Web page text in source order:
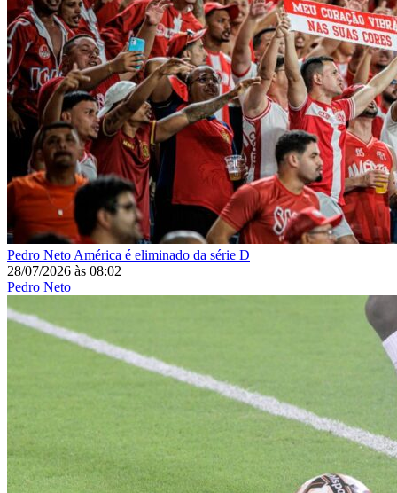
Pedro Neto América é eliminado da série D
28/07/2026 às 08:02
Pedro Neto